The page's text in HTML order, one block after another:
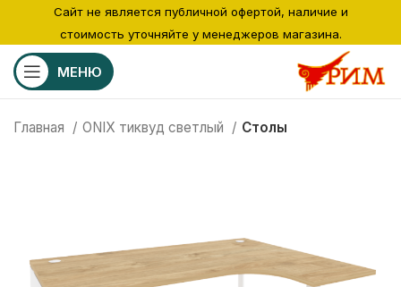
МЕНЮ
Главная ONIX тиквуд светлый Столы
Сайт не является публичной офертой, наличие и
стоимость уточняйте у менеджеров магазина.